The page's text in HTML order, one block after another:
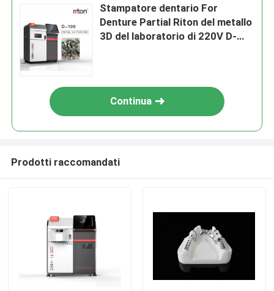
Stampatore dentario For
Denture Partial Riton del metallo
3D del laboratorio di 220V D-
Continua
Prodotti raccomandati